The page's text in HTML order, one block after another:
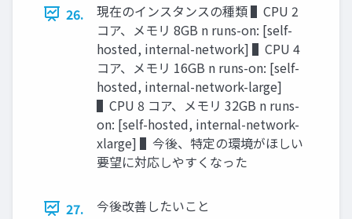
26.
現在のインスタンスの種類 ▌CPU 2
コア、メモリ 8GB n runs-on: [self-
hosted, internal-network] ▌CPU 4
コア、メモリ 16GB n runs-on: [self-
hosted, internal-network-large]
▌CPU 8 コア、メモリ 32GB n runs-
on: [self-hosted, internal-network-
xlarge] ▌今後、特定の環境がほしい
要望に対応しやすくなった
27. 今後改善したいこと